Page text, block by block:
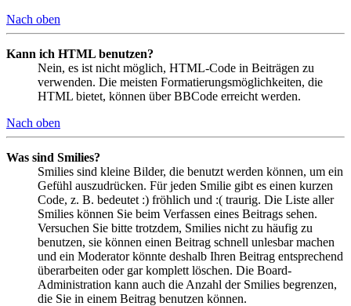
Nach oben
Kann ich HTML benutzen?
Nein, es ist nicht möglich, HTML-Code in Beiträgen zu
verwenden. Die meisten Formatierungsmöglichkeiten, die
HTML bietet, können über BBCode erreicht werden.
Nach oben
Was sind Smilies?
Smilies sind kleine Bilder, die benutzt werden können, um ein
Gefühl auszudrücken. Für jeden Smilie gibt es einen kurzen
Code, z. B. bedeutet :) fröhlich und :( traurig. Die Liste aller
Smilies können Sie beim Verfassen eines Beitrags sehen.
Versuchen Sie bitte trotzdem, Smilies nicht zu häufig zu
benutzen, sie können einen Beitrag schnell unlesbar machen
und ein Moderator könnte deshalb Ihren Beitrag entsprechend
überarbeiten oder gar komplett löschen. Die Board-
Administration kann auch die Anzahl der Smilies begrenzen,
die Sie in einem Beitrag benutzen können.